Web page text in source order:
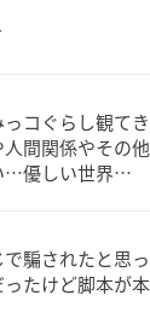
っコぐらし観て
間関係やその
…優しい世界…
騙されたと思
たけど脚本が